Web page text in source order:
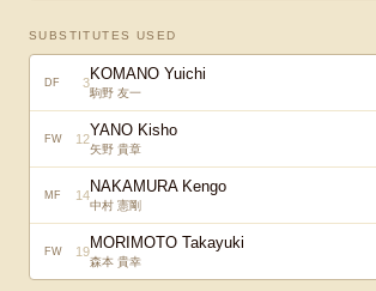
SUBSTITUTES USED
DF 3KOMANO Yuichi
駒野 友一
FW 12YANO Kisho
矢野 貴章
MF 14NAKAMURA Kengo
中村 憲剛
FW 19MORIMOTO Takayuki
森本 貴幸